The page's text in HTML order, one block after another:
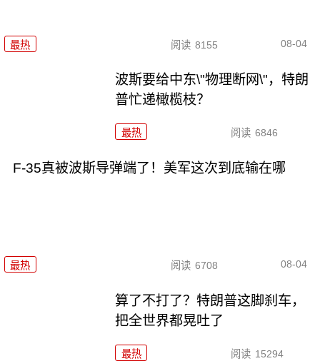
最热 阅读 8155 08-04
波斯要给中东\"物理断网\"，特朗
普忙递橄榄枝？
最热 阅读 6846
F-35真被波斯导弹端了！美军这次到底输在哪
最热 阅读 6708 08-04
算了不打了？特朗普这脚刹车，
把全世界都晃吐了
最热 阅读 15294